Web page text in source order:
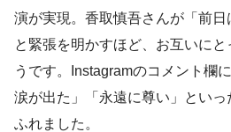
演が実現。香取慎吾さんが「前日
と緊張を明かすほど、お互いに
うです。Instagramのコメント欄
涙が出た」「永遠に尊い」とい
ふれました。